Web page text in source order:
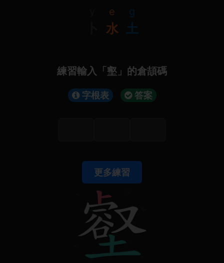
e
水
g
土
練習輸入「壑」的倉頡碼
字根表 答案
更多練習